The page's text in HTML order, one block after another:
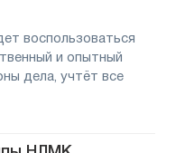
воспользоваться
и опытный
дела, учтёт все